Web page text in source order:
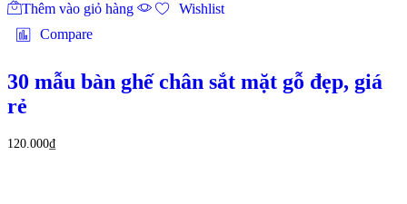
Thêm vào giỏ hàng
Wishlist
Compare
30 mẫu bàn ghế chân sắt mặt gỗ đẹp, giá
rẻ
120.000₫